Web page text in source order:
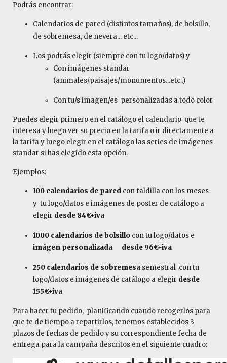
Podrás encontrar:
Calendarios de pared (distintos tamaños), de bolsillo,
de sobremesa, de nevera... etc...
Los podrás elegir (siempre con tu logo/datos) y
Con imágenes standar
(animales/paisajes/monumentos...etc..)
Con tu/s imagen/es personalizadas a todo color
Puedes elegir primero en el catálogo el calendario que te
interesa y luego ver su precio en la tarifa o ir directamente a
la tarifa y luego elegir en el catálogo las series de imágenes
standar si has elegido esta opción.
Ejemplos:
100 calendarios de pared con faldilla con los meses
y tu logo/datos e imágenes de poster de catálogo a
elegir desde 84€+iva
1000 calendarios de bolsillo con tu logo/datos e
imágen personalizada
desde 96€+iva
250 calendarios de sobremesa semestral con tu
logo/datos e imágenes de catálogo a elegir desde
155€+iva
Para hacer tu pedido, planificando cuando recogerlos para
que te de tiempo a repartirlos, tenemos establecidos 3
plazos de fechas de pedido y su correspondiente fecha de
entrega para la campaña descritos en el siguiente cuadro: